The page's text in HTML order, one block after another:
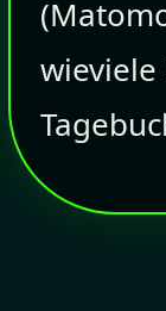
wieviele